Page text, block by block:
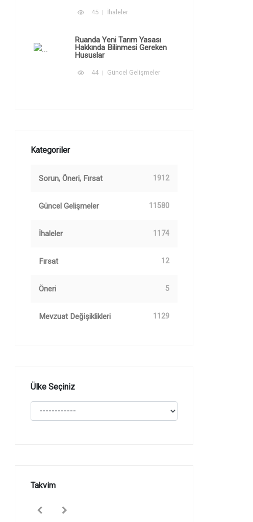
45 İhaleler
Ruanda Yeni Tarım Yasası
Hakkında Bilinmesi Gereken
Hususlar
44 Güncel Gelişmeler
Kategoriler
Sorun, Öneri, Fırsat 1912
Güncel Gelişmeler 11580
İhaleler 1174
Fırsat 12
Öneri 5
Mevzuat Değişiklikleri 1129
Ülke Seçiniz
Takvim